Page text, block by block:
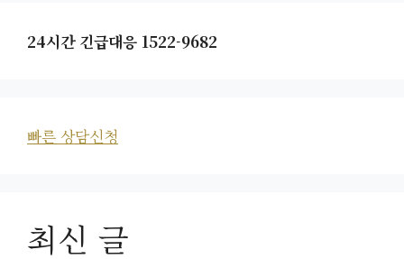
24시간 긴급대응 1522-9682
빠른 상담신청
최신 글